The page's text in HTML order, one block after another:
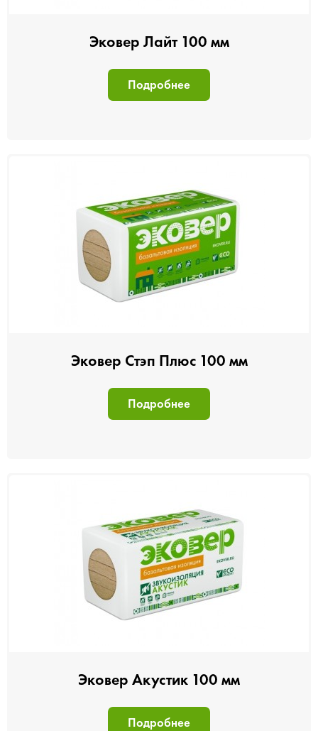
Эковер Лайт 100 мм
Подробнее
Эковер Стэп Плюс 100 мм
Подробнее
Эковер Акустик 100 мм
Подробнее